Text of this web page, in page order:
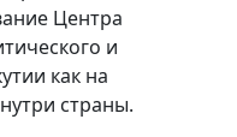
Центра
и
как на
страны.